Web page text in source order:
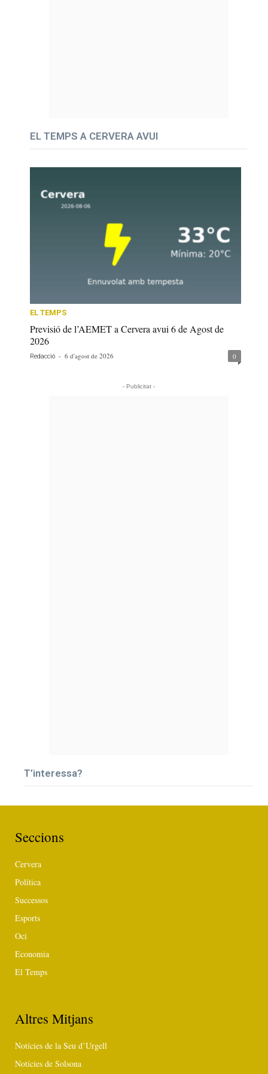
EL TEMPS A CERVERA AVUI
EL TEMPS
Previsió de l’AEMET a Cervera avui 6 de Agost de
2026
Redacció - 6 d'agost de 2026 0
- Publicitat -
T’interessa?
Seccions
Cervera
Política
Successos
Esports
Oci
Economia
El Temps
Altres Mitjans
Notícies de la Seu d’Urgell
Notícies de Solsona